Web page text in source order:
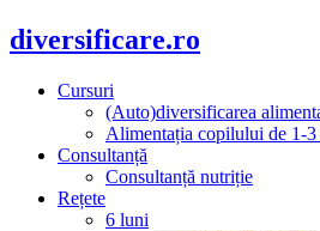
diversificare.ro
Cursuri
(Auto)diversificarea
Alimentația copilului de 1-3
Consultanță
Consultanță nutriție
Rețete
6 luni